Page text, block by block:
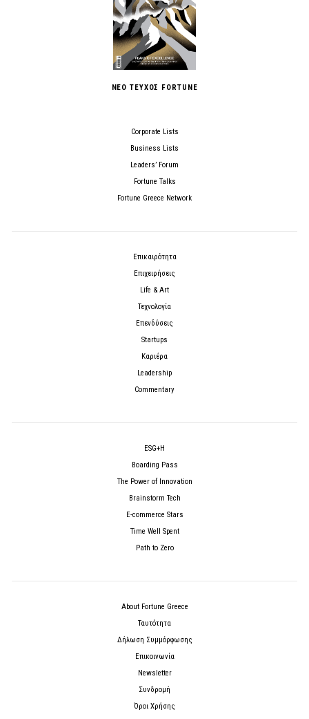
ΝΕΟ ΤΕΥΧΟΣ FORTUNE
Corporate Lists
Business Lists
Leaders’ Forum
Fortune Talks
Fortune Greece Network
Επικαιρότητα
Επιχειρήσεις
Life & Art
Τεχνολογία
Επενδύσεις
Startups
Καριέρα
Leadership
Commentary
ESG+H
Boarding Pass
The Power of Innovation
Brainstorm Tech
E-commerce Stars
Time Well Spent
Path to Zero
About Fortune Greece
Ταυτότητα
Δήλωση Συμμόρφωσης
Επικοινωνία
Newsletter
Συνδρομή
Όροι Χρήσης